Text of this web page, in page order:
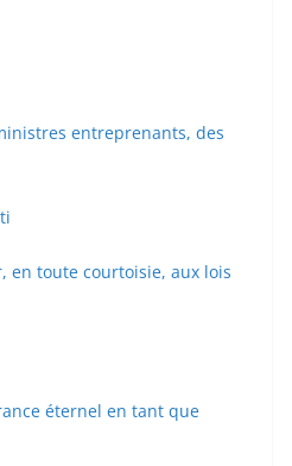
entreprenants, des
en toute courtoisie, aux lois
éternel en tant que